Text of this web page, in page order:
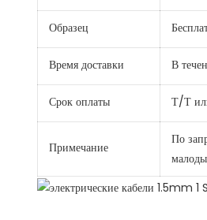
Образец
Время доставки В
Срок оплаты Т/Т
Примечание
По